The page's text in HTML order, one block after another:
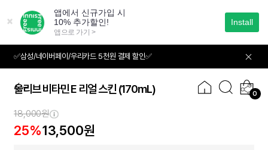
가
✅삼성/네이버페이/우리카드 5천원 결제 할인✅
0
01 04
올리브 비타민 E 리얼 스킨 (170mL)
18,000원
25%13,500원